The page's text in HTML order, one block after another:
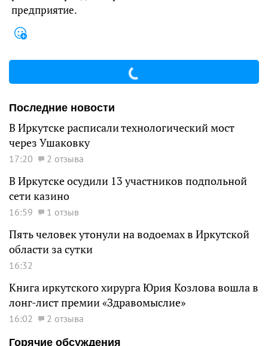
предприятие.
Последние новости
В Иркутске расписали технологический мост
через Ушаковку
17:20 2 отзыва
В Иркутске осудили 13 участников подпольной
сети казино
16:59 1 отзыв
Пять человек утонули на водоемах в Иркутской
области за сутки
16:32
Книга иркутского хирурга Юрия Козлова вошла в
лонг-лист премии «Здравомыслие»
16:02
2 отзыва
Горячие обсуждения